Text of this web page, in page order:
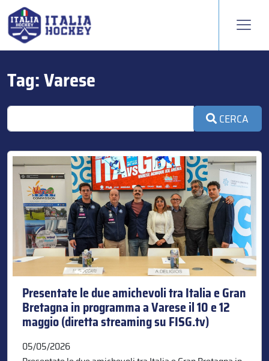
Tag:Varese
CERCA
Presentate le due amichevoli tra Italia e Gran
Bretagna in programma a Varese il 10 e 12
maggio (diretta streaming su FISG.tv)
05/05/2026